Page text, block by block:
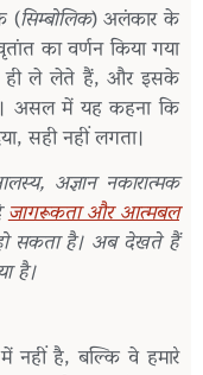
(सिम्बोलिक) अलंकार के
का वर्णन किया गया
ही ले लेते हैं, और इसके
असल में यह कहना कि
सही नहीं लगता।
अज्ञान नकारात्मक
जागरूकता और आत्मबल
सकता है। अब देखते हैं
है।
नहीं है, बल्कि वे हमारे